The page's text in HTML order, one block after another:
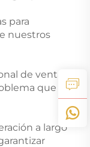
para
nuestros
de ventas y
que
a largo